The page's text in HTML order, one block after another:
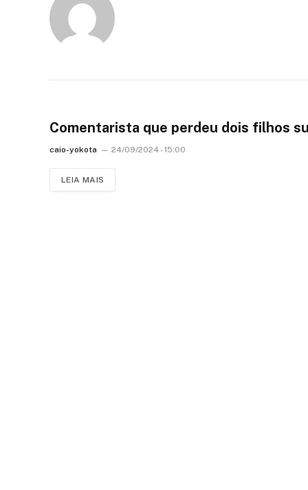
Comentarista que perdeu dois filhos
caio-yokota 24/09/2024 - 15:00
LEIA MAIS